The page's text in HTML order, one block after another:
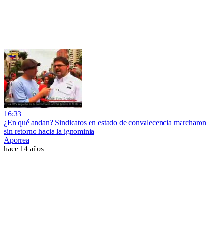
16:33
¿En qué andan? Sindicatos en estado de convalecencia marcharon
sin retorno hacia la ignominia
Aporrea
hace 14 años